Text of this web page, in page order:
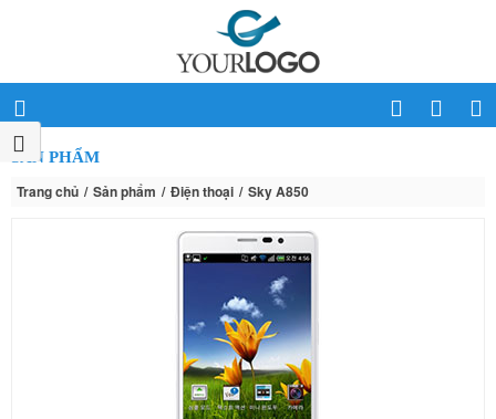
SẢN PHẨM
Trang chủ Sản phẩm Điện thoại Sky A850